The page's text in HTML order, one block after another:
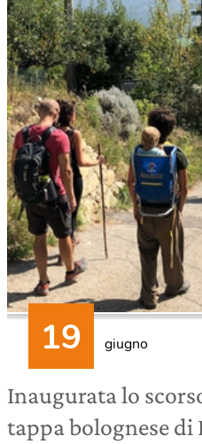
giugno
Inaugurata lo
tappa bolognese di